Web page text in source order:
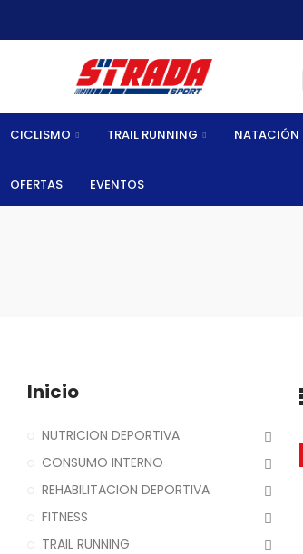
CICLISMO TRAIL RUNNING NATACIÓN
OFERTAS EVENTOS
Inicio
NUTRICION DEPORTIVA
CONSUMO INTERNO
REHABILITACION DEPORTIVA
FITNESS
TRAIL RUNNING